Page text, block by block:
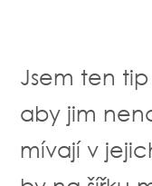
Jsem ten
aby jim
mívají v